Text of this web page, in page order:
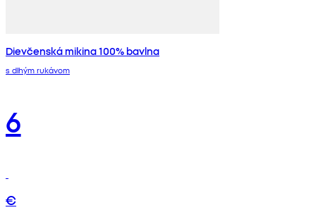
Dievčenská mikina 100% bavlna
s dlhým rukávom
6
€